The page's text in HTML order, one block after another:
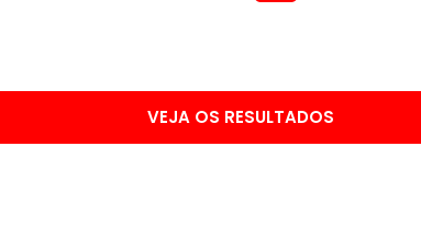
VEJA OS RESULTADOS